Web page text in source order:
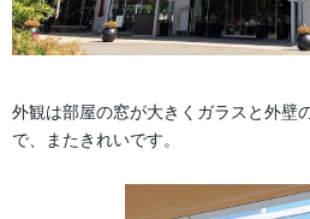
外観は部屋の窓が大きくガラスと外壁
で、またきれいです。